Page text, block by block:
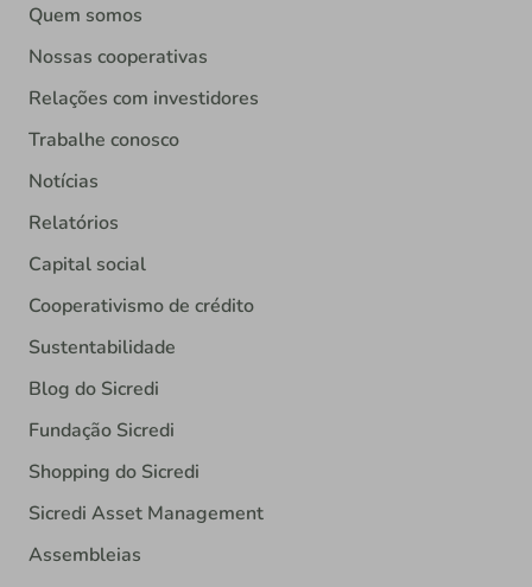
Quem somos
Nossas cooperativas
Relações com investidores
Trabalhe conosco
Notícias
Relatórios
Capital social
Cooperativismo de crédito
Sustentabilidade
Blog do Sicredi
Fundação Sicredi
Shopping do Sicredi
Sicredi Asset Management
Assembleias